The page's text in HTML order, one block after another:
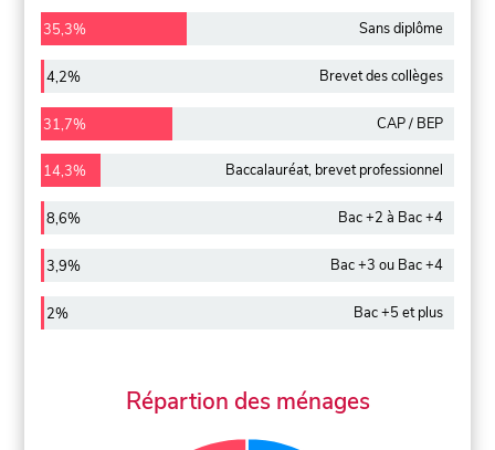
35,3% Sans diplôme
4,2% Brevet des collèges
31,7% CAP / BEP
14,3% Baccalauréat, brevet professionnel
8,6% Bac +2 à Bac +4
3,9% Bac +3 ou Bac +4
2% Bac +5 et plus
Répartion des ménages